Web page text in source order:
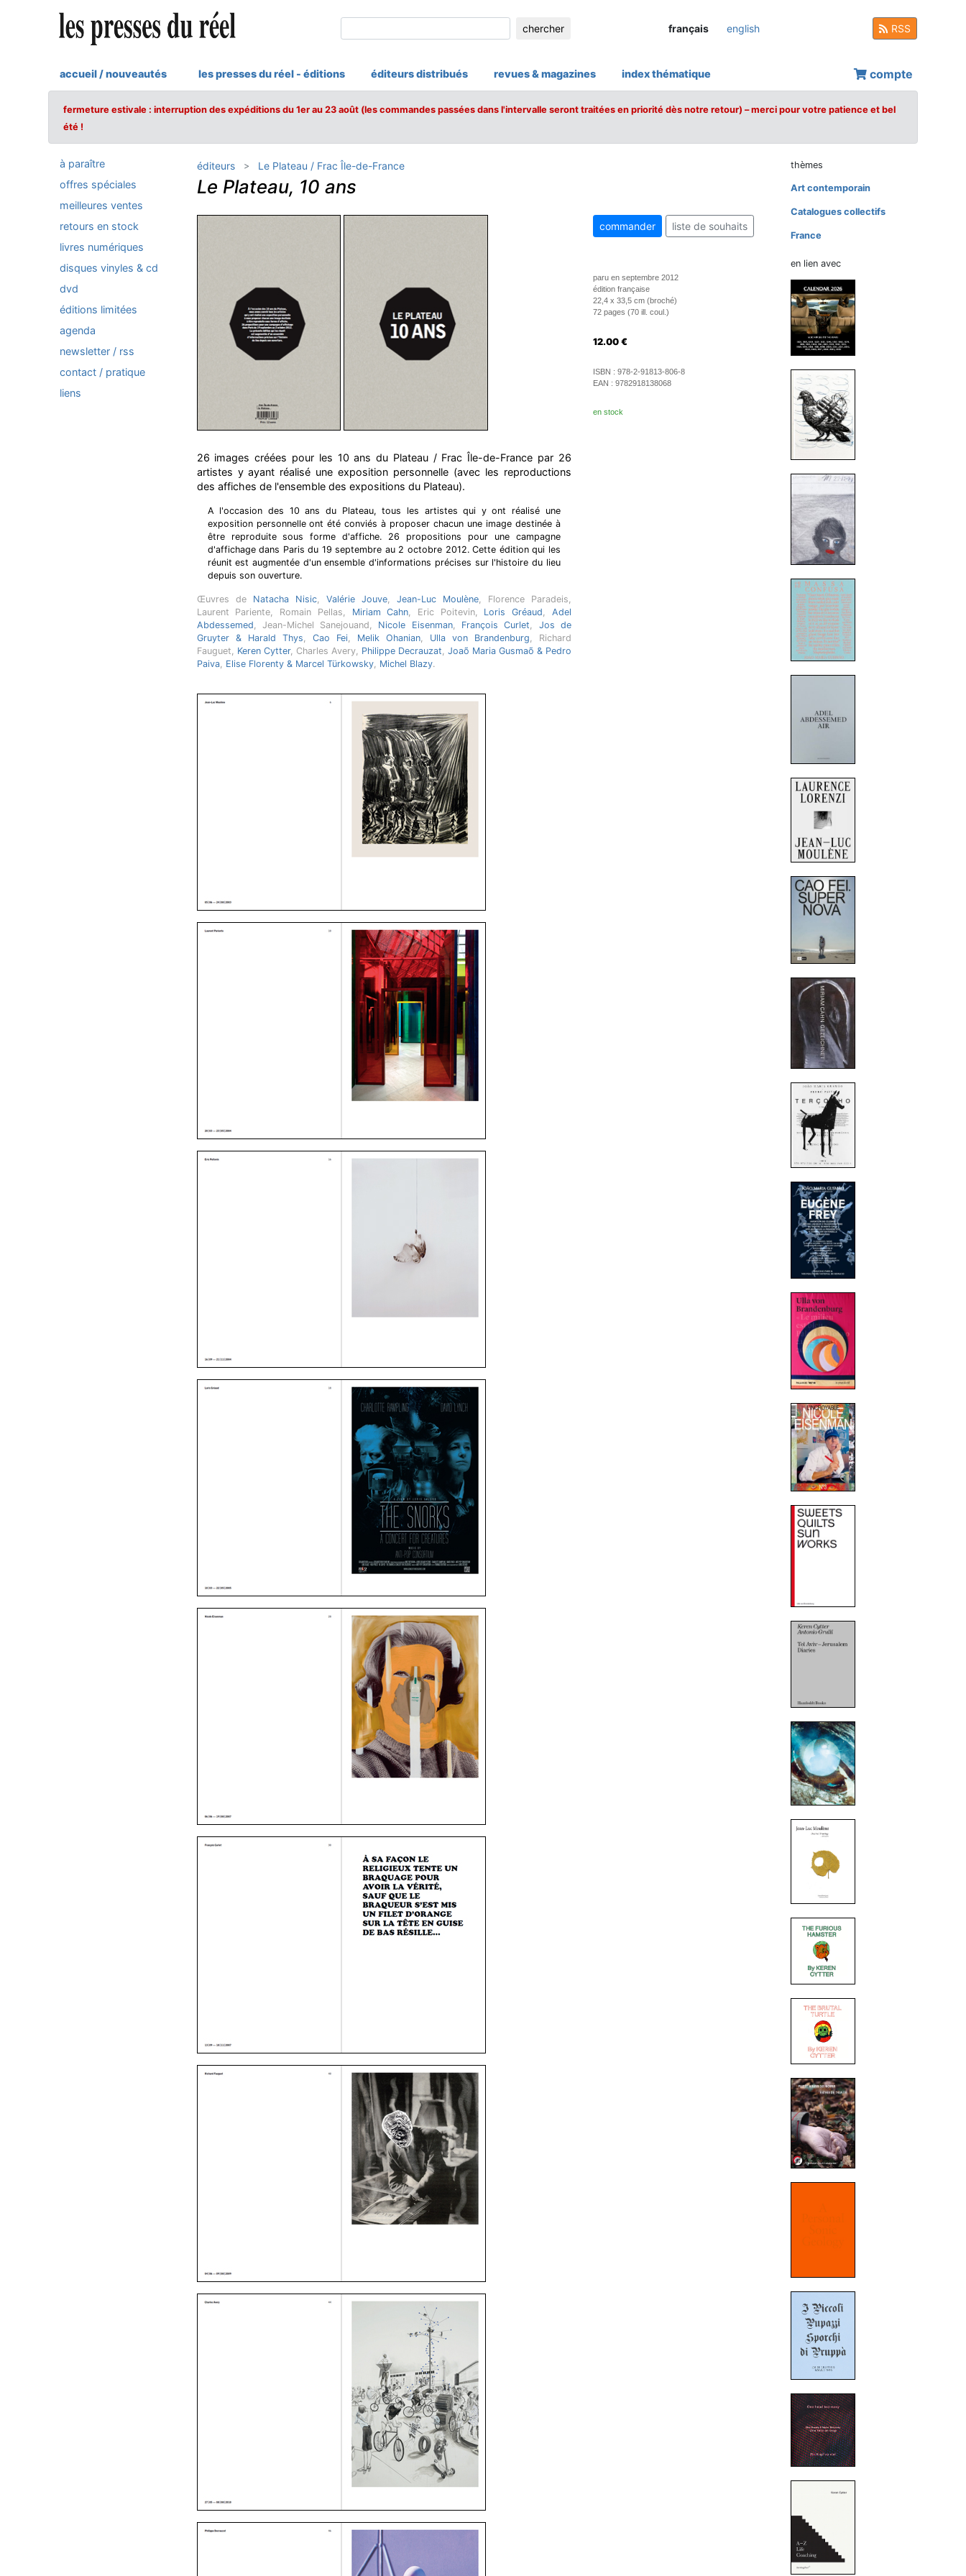
chercher français english RSS
accueil / nouveautés les presses du réel - éditions éditeurs distribués revues & magazines index thématique compte
fermeture estivale : interruption des expéditions du 1er au 23 août (les commandes passées dans l'intervalle seront traitées en priorité dès notre retour) – merci pour votre patience et bel
été !
à paraître
offres spéciales
meilleures ventes
retours en stock
livres numériques
disques vinyles & cd
dvd
éditions limitées
agenda
newsletter / rss
contact / pratique
liens
éditeurs Le Plateau / Frac Île-de-France
Le Plateau, 10 ans
26 images créées pour les 10 ans du Plateau / Frac Île-de-France par 26
artistes y ayant réalisé une exposition personnelle (avec les reproductions
des affiches de l'ensemble des expositions du Plateau).
A l'occasion des 10 ans du Plateau, tous les artistes qui y ont réalisé une
exposition personnelle ont été conviés à proposer chacun une image destinée à
être reproduite sous forme d'affiche. 26 propositions pour une campagne
d'affichage dans Paris du 19 septembre au 2 octobre 2012. Cette édition qui les
réunit est augmentée d'un ensemble d'informations précises sur l'histoire du lieu
depuis son ouverture.
Œuvres de Natacha Nisic, Valérie Jouve, Jean-Luc Moulène, Florence Paradeis,
Laurent Pariente, Romain Pellas, Miriam Cahn, Eric Poitevin, Loris Gréaud, Adel
Abdessemed, Jean-Michel Sanejouand, Nicole Eisenman, François Curlet, Jos de
Gruyter & Harald Thys, Cao Fei, Melik Ohanian, Ulla von Brandenburg, Richard
Fauguet, Keren Cytter, Charles Avery, Philippe Decrauzat, Joaõ Maria Gusmaõ & Pedro
Paiva, Elise Florenty & Marcel Türkowsky, Michel Blazy.
commander liste de souhaits
paru en septembre 2012
édition française
22,4 x 33,5 cm (broché)
72 pages (70 ill. coul.)
12.00 €
ISBN : 978-2-91813-806-8
EAN : 9782918138068
en stock
thèmes
Art contemporain
Catalogues collectifs
France
en lien avec